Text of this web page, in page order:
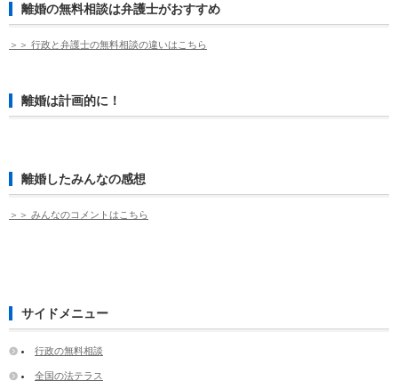
離婚の無料相談は弁護士がおすすめ
＞＞ 行政と弁護士の無料相談の違いはこちら
離婚は計画的に！
離婚したみんなの感想
＞＞ みんなのコメントはこちら
サイドメニュー
行政の無料相談
全国の法テラス